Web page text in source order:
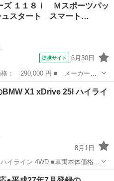
パワー・ターボ・ディーゼル 🔴
ズ １１８ｉ Ｍスポーツパッ
スタート スマート…
提携サイト 6月30日
ズ ■ グレード名： １１８
スタート スマートキー ＨＩ
BMW X1 xDrive 25l ハイライ
8月1日
■車両本体価格：
種名：X1 xDrive 25l ハイライン